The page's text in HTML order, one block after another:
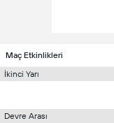
Maç Etkinlikleri
İkinci Yarı
Devre Arası